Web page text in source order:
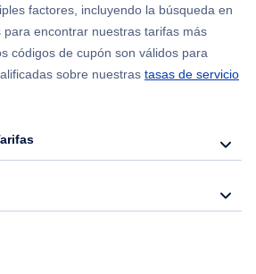
factores, incluyendo la búsqueda en
encontrar nuestras tarifas más
códigos de cupón son válidos para
sobre nuestras tasas de servicio